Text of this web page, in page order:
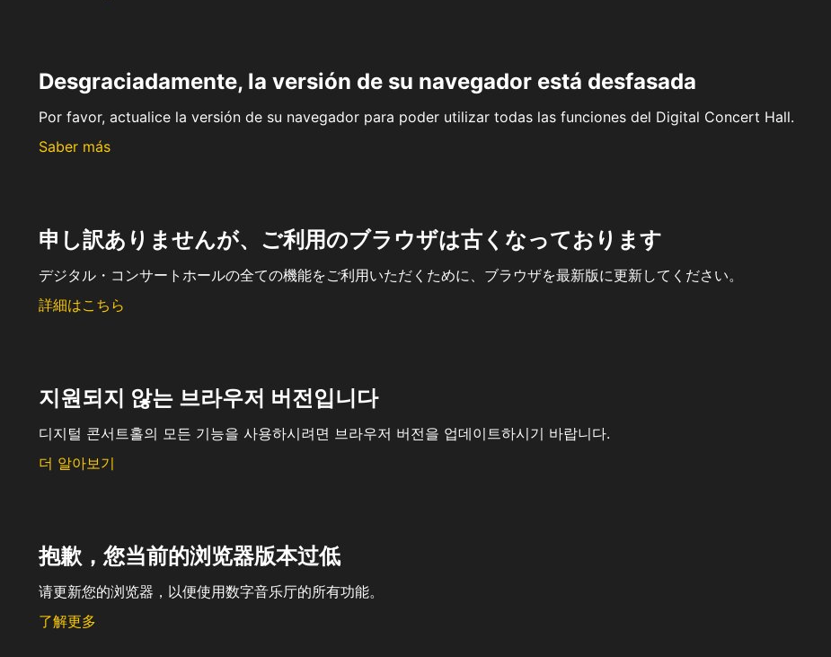
Desgraciadamente, la versión de su navegador está desfasada
Por favor, actualice la versión de su navegador para poder utilizar todas las funciones del Digital Concert Hall.
Saber más
申し訳ありませんが、ご利用のブラウザは古くなっております
デジタル・コンサートホールの全ての機能をご利用いただくために、ブラウザを最新版に更新してください。
詳細はこちら
지원되지 않는 브라우저 버전입니다
디지털 콘서트홀의 모든 기능을 사용하시려면 브라우저 버전을 업데이트하시기 바랍니다.
더 알아보기
抱歉，您当前的浏览器版本过低
请更新您的浏览器，以便使用数字音乐厅的所有功能。
了解更多